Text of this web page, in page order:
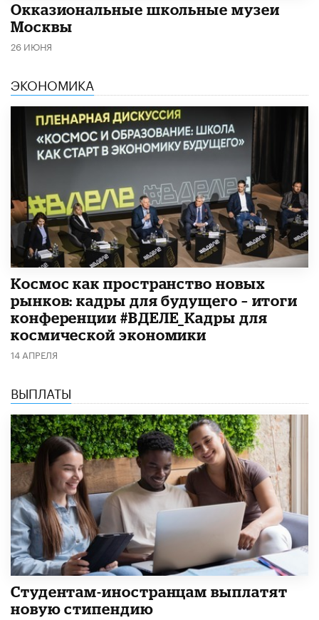
​Окказиональные школьные музеи
Москвы
26 ИЮНЯ
ЭКОНОМИКА
Космос как пространство новых
рынков: кадры для будущего – итоги
конференции #ВДЕЛЕ_Кадры для
космической экономики
14 АПРЕЛЯ
ВЫПЛАТЫ
Студентам-иностранцам выплатят
новую стипендию